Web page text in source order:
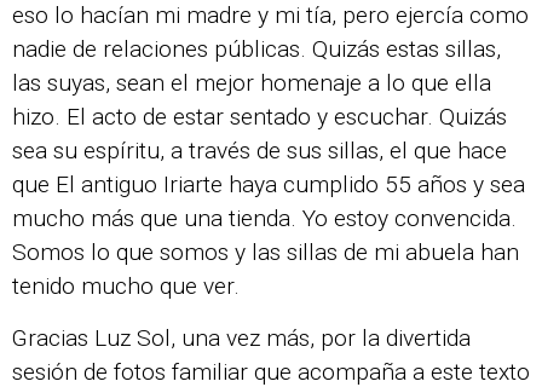
eso lo hacían mi madre y mi tía, pero ejercía como
nadie de relaciones públicas. Quizás estas sillas,
las suyas, sean el mejor homenaje a lo que ella
hizo. El acto de estar sentado y escuchar. Quizás
sea su espíritu, a través de sus sillas, el que hace
que El antiguo Iriarte haya cumplido 55 años y sea
mucho más que una tienda. Yo estoy convencida.
Somos lo que somos y las sillas de mi abuela han
tenido mucho que ver.
Gracias Luz Sol, una vez más, por la divertida
sesión de fotos familiar que acompaña a este texto